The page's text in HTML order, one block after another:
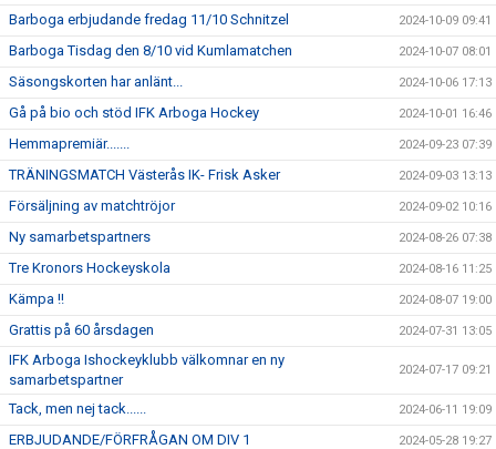
Barboga erbjudande fredag 11/10 Schnitzel 2024-10-09 09:41
Barboga Tisdag den 8/10 vid Kumlamatchen 2024-10-07 08:01
Säsongskorten har anlänt... 2024-10-06 17:13
Gå på bio och stöd IFK Arboga Hockey 2024-10-01 16:46
Hemmapremiär....... 2024-09-23 07:39
TRÄNINGSMATCH Västerås IK- Frisk Asker 2024-09-03 13:13
Försäljning av matchtröjor 2024-09-02 10:16
Ny samarbetspartners 2024-08-26 07:38
Tre Kronors Hockeyskola 2024-08-16 11:25
Kämpa !! 2024-08-07 19:00
Grattis på 60 årsdagen 2024-07-31 13:05
IFK Arboga Ishockeyklubb välkomnar en ny
samarbetspartner
2024-07-17 09:21
Tack, men nej tack...... 2024-06-11 19:09
ERBJUDANDE/FÖRFRÅGAN OM DIV 1 2024-05-28 19:27